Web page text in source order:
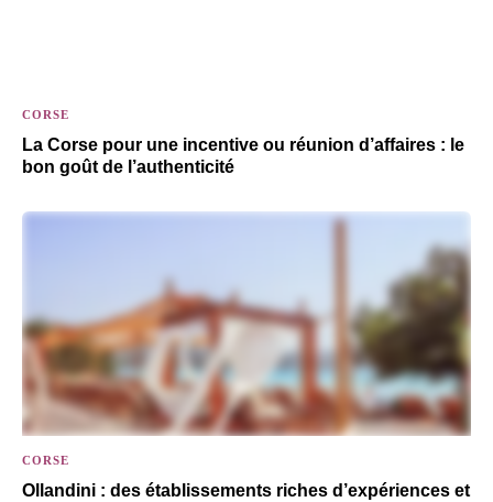
CORSE
La Corse pour une incentive ou réunion d’affaires : le
bon goût de l’authenticité
CORSE
Ollandini : des établissements riches d’expériences et